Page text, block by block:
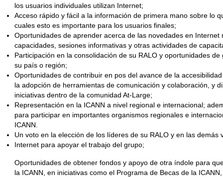
los usuarios individuales utilizan Internet;
Acceso rápido y fácil a la información de primera mano sobre lo
cuales esto es importante para los usuarios finales;
Oportunidades de aprender acerca de las novedades en
capacidades, sesiones informativas y otras actividades de
Participación en la consolidación de su RALO y oportunidades
su país o región;
Oportunidades de contribuir en pos del avance de la
la adopción de herramientas de comunicación y colaboración, y
iniciativas dentro de la comunidad At-Large;
Representación en la ICANN a nivel regional e internacional;
para participar en importantes organismos regionales e
ICANN.
Un voto en la elección de los líderes de su RALO y en las
Internet para apoyar el trabajo del grupo;
Oportunidades de obtener fondos y apoyo de otra índole para
la ICANN, en iniciativas como el Programa de Becas de la